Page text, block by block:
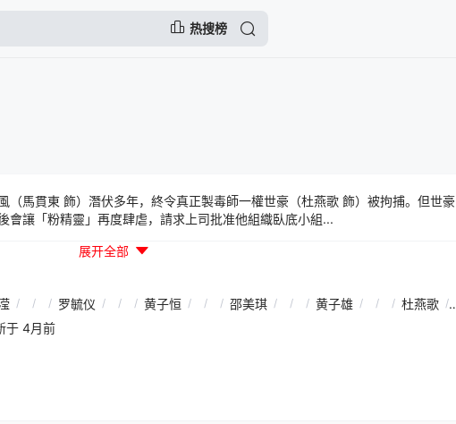
热搜榜
（馬貫東 飾）潛伏多年，終令真正製毒師一權世豪（杜燕歌 飾）被拘捕。但世豪
會讓「粉精靈」再度肆虐，請求上司批准他組織臥底小組...
展开全部
/ / / 罗毓仪 / / / 黄子恒 / / / 邵美琪 / / / 黄子雄 / / / 杜燕歌 /
于 4月前